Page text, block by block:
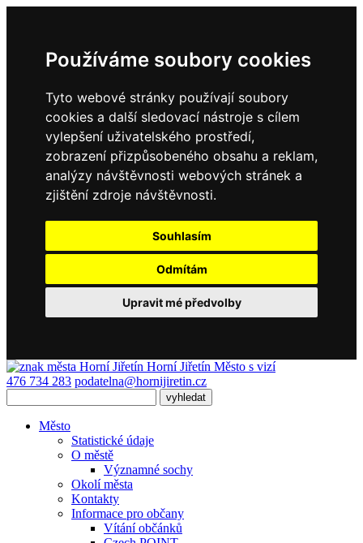
Používáme soubory cookies
Tyto webové stránky používají soubory
cookies a další sledovací nástroje s cílem
vylepšení uživatelského prostředí,
zobrazení přizpůsobeného obsahu a reklam,
analýzy návštěvnosti webových stránek a
zjištění zdroje návštěvnosti.
Souhlasím
Odmítám
Upravit mé předvolby
Horní Jiřetín Město s vizí
476 734 283 podatelna@hornijiretin.cz
Město
Statistické údaje
O městě
Významné sochy
Okolí města
Kontakty
Informace pro občany
Vítání občánků